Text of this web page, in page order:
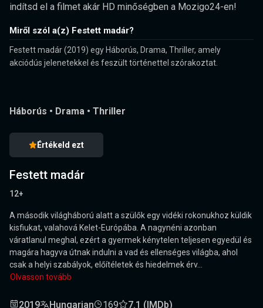
indítsd el a filmet akár HD minőségben a Mozigo24-en!
Miről szól a(z) Festett madár?
Festett madár (2019) egy Háborús, Drama, Thriller, amely
akciódús jelenetekkel és feszült történettel szórakoztat.
Háborús • Drama • Thriller
Értékeld ezt
Festett madár
12+
A második világháború alatt a szülők egy vidéki rokonukhoz küldik
kisfiukat, valahová Kelet-Európába. A nagynéni azonban
váratlanul meghal, ezért a gyermek kénytelen teljesen egyedül és
magára hagyva útnak indulni a vad és ellenséges világba, ahol
csak a helyi szabályok, előítéletek és hiedelmek érv...
Olvasson tovább
2019 Hungarian 169 7.1 (IMDb)